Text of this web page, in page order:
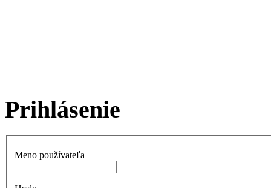
Prihlásenie
Meno používateľa